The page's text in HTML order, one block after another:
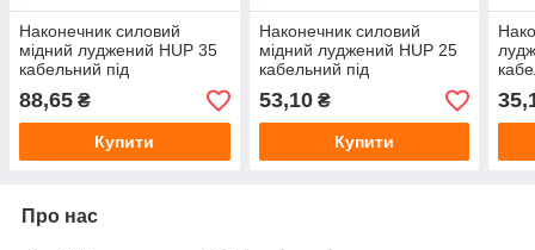
Наконечник силовий
мідний луджений HUP 35
кабельний під
88,65 ₴
Купити
Наконечник силовий
мідний луджений HUP 25
кабельний під
опресування для мідного
кабелю 25 мм²
53,10₴
Купити
10
Про нас